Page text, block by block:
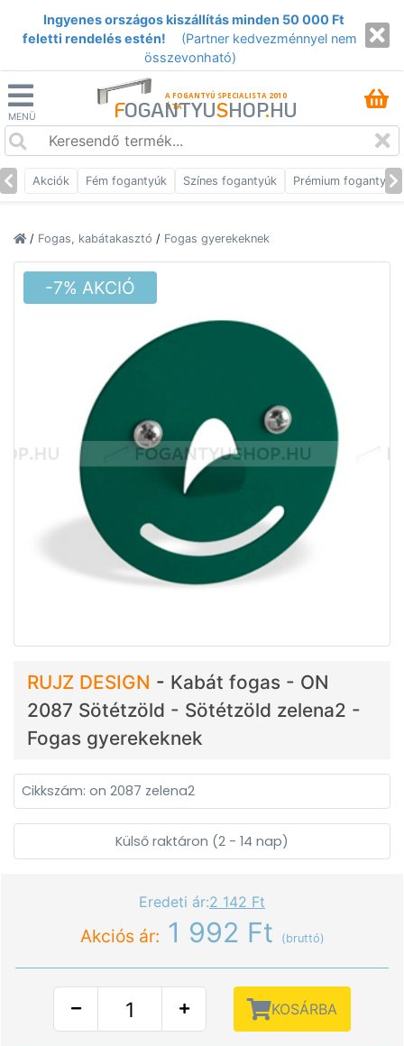
Ingyenes országos kiszállítás minden 50 000 Ft
feletti rendelés estén!
(Partner kedvezménnyel nem
összevonható)
MENÜ
A FOGANTYÚ SPECIALISTA 2010
ÓTA
FOGANTYUSHOP.HU
Akciók Fém fogantyúk Színes fogantyúk Prémium fogantyúk
/ Fogas, kabátakasztó / Fogas gyerekeknek
-7% AKCIÓ
RUJZ DESIGN - Kabát fogas - ON
2087 Sötétzöld - Sötétzöld zelena2 -
Fogas gyerekeknek
Cikkszám: on 2087 zelena2
Külső raktáron (2 - 14 nap)
Eredeti ár:2 142 Ft
Akciós ár: 1 992 Ft (bruttó)
KOSÁRBA